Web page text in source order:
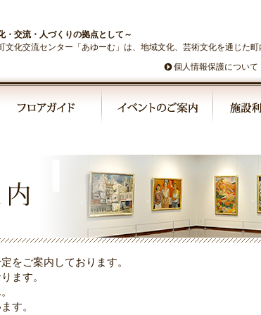
・交流・人づくりの拠点として～
文化交流センター「あゆーむ」は、地域文化、芸術文化を通じた
個人情報保護について
をご案内しております。
ます。
す。